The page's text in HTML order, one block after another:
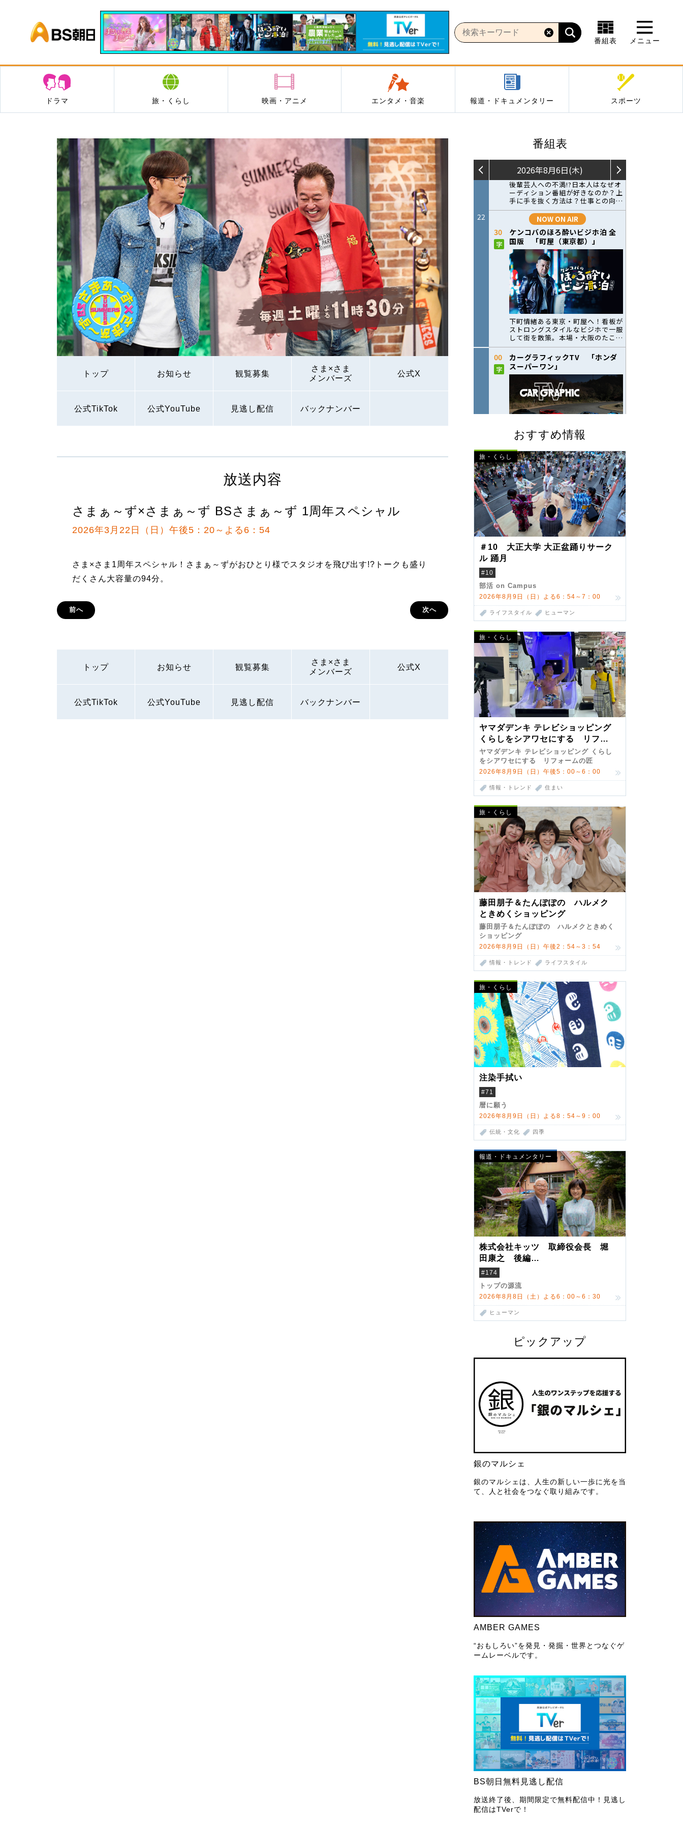
BS朝日
番組表 メニュー
ドラマ 旅・くらし 映画・アニメ エンタメ・音楽 報道・ドキュメンタリー スポーツ
トップ お知らせ 観覧募集
さま×さま
メンバーズ
公式X
公式TikTok 公式YouTube 見逃し配信 バックナンバー
番組表
おすすめ情報
旅・くらし
＃10 大正大学 大正盆踊りサーク
ル 踊月
#10
部活 on Campus
2026年8月9日（日）よる6：54～7：00
ライフスタイル ヒューマン
旅・くらし
ヤマダデンキ テレビショッピング
くらしをシアワセにする リフォ
ームの匠 第7弾
ヤマダデンキ テレビショッピング くらし
をシアワセにする リフォームの匠
2026年8月9日（日）午後5：00～6：00
情報・トレンド 住まい
旅・くらし
藤田朋子＆たんぽぽの ハルメク
ときめくショッピング
藤田朋子＆たんぽぽの ハルメクときめく
ショッピング
2026年8月9日（日）午後2：54～3：54
情報・トレンド ライフスタイル
旅・くらし
注染手拭い
#71
暦に願う
2026年8月9日（日）よる8：54～9：00
伝統・文化 四季
報道・ドキュメンタリー
株式会社キッツ 取締役会長 堀
田康之 後編
米国駐在でも浮かんだ八ヶ岳 山
小屋を営んだ父母
#174
トップの源流
2026年8月8日（土）よる6：00～6：30
ヒューマン
ピックアップ
銀のマルシェ
銀のマルシェは、人生の新しい一歩に光を当
て、人と社会をつなぐ取り組みです。
AMBER GAMES
“おもしろい”を発見・発掘・世界とつなぐゲ
ームレーベルです。
BS朝日無料見逃し配信
放送終了後、期間限定で無料配信中！見逃し
配信はTVerで！
放送内容
さまぁ～ず×さまぁ～ず BSさまぁ～ず 1周年スペシャル
2026年3月22日（日）午後5：20～よる6：54
さま×さま1周年スペシャル！さまぁ～ずがおひとり様でスタジオを飛び出す!?トークも盛り
だくさん大容量の94分。
前へ 次へ
トップ お知らせ 観覧募集
さま×さま
メンバーズ
公式X
公式TikTok 公式YouTube 見逃し配信 バックナンバー